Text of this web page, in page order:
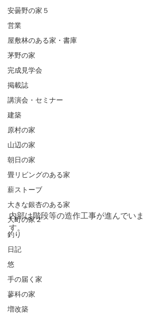
安曇野の家５
営業
屋敷林のある家・書庫
茅野の家
完成見学会
掲載誌
講演会・セミナー
建築
原村の家
山辺の家
朝日の家
畳リビングのある家
薪ストーブ
大きな銀杏のある家
大町の家２
釣り
日記
悠
手の届く家
蓼科の家
増改築
内部は階段等の造作工事が進んでいま
す。